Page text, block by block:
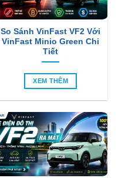
VinFast Minio Green Chi
Tiết
XEM THÊM
VinFast VF2 Ra Mắt: Xe
Điện Đô Thị Giá Chỉ 188